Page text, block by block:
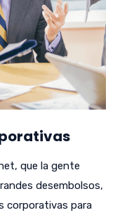
que la gente
desembolsos,
corporativas para